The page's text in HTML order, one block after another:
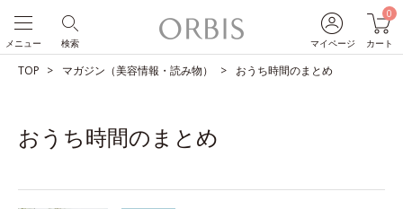
マイページ
0
カート
検索
メニュー
TOP マガジン（美容情報・読み物） おうち時間のまとめ
おうち時間のまとめ